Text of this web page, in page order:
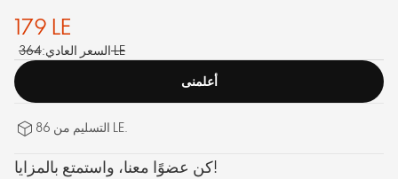
179 LE
السعر العادي:364 LE
أعلمنى
التسليم من 86 LE.
كن عضوًا معنا، واستمتع بالمزايا!